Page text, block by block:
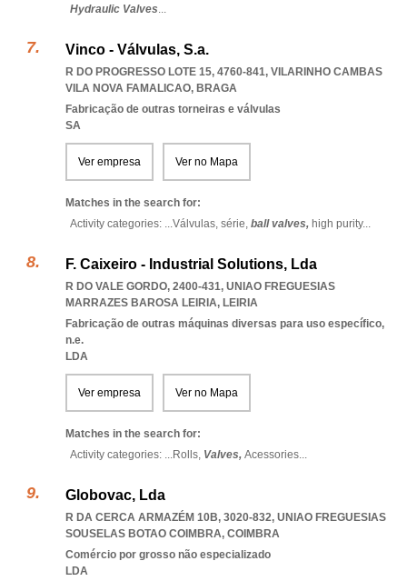
Hydraulic Valves...
Vinco - Válvulas, S.a.
R DO PROGRESSO LOTE 15, 4760-841, VILARINHO CAMBAS
VILA NOVA FAMALICAO, BRAGA
Fabricação de outras torneiras e válvulas
SA
Ver empresa Ver no Mapa
Matches in the search for:
Activity categories: ...Válvulas, série, ball valves, high purity...
F. Caixeiro - Industrial Solutions, Lda
R DO VALE GORDO, 2400-431, UNIAO FREGUESIAS
MARRAZES BAROSA LEIRIA, LEIRIA
Fabricação de outras máquinas diversas para uso específico,
n.e.
LDA
Ver empresa Ver no Mapa
Matches in the search for:
Activity categories: ...Rolls, Valves, Acessories...
Globovac, Lda
R DA CERCA ARMAZÉM 10B, 3020-832, UNIAO FREGUESIAS
SOUSELAS BOTAO COIMBRA, COIMBRA
Comércio por grosso não especializado
LDA